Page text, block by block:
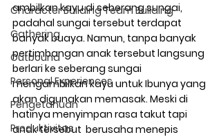
Character Building Team Building
Gathering
Outbound
Personal Experiences
Pengetahuan
Produktivitas
ambilkan kayu di seberang sungai,
padahal sungai tersebut terdapat
banyak buaya. Namun, tanpa banyak
pertimbangan anak tersebut langsung
berlari ke seberang sungai
mengambilkan kayu untuk Ibunya yang
akan digunakan memasak. Meski di
hatinya menyimpan rasa takut tapi
anak tersebut  berusaha menepis